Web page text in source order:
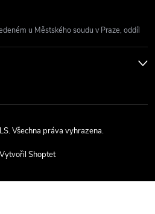
u Městského soudu v Praze, oddíl
Vytvořil Shoptet
. Všechna práva vyhrazena.